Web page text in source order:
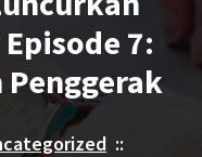
7:
::